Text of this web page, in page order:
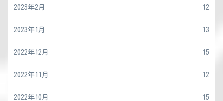
2023年2月 12
2023年1月 13
2022年12月 15
2022年11月 12
2022年10月 15